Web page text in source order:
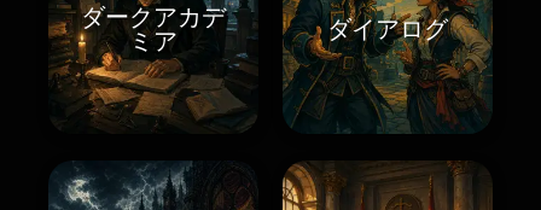
ダークアカデ
ミア
ダイアログ